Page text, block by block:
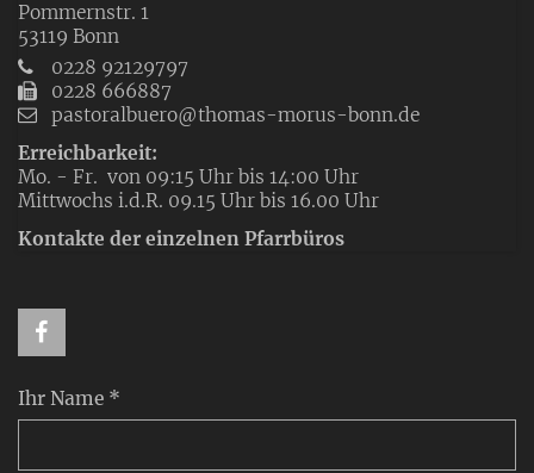
Ihr Name *
Pommernstr. 1
53119 Bonn
0228 92129797
0228 666887
pastoralbuero@thomas-morus-bonn.de
Erreichbarkeit:
Mo. - Fr. von 09:15 Uhr bis 14:00 Uhr
Mittwochs i.d.R. 09.15 Uhr bis 16.00 Uhr
Kontakte der einzelnen Pfarrbüros